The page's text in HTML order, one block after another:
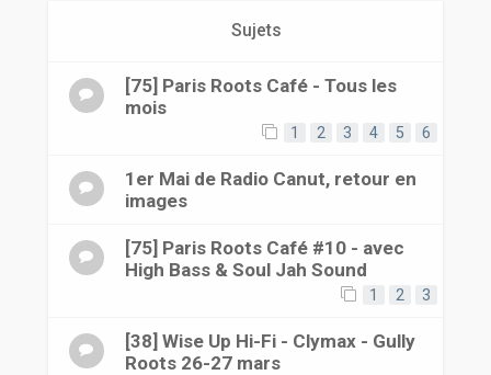
Sujets
[75] Paris Roots Café - Tous les
mois
1 2 3 4 5 6
1er Mai de Radio Canut, retour en
images
[75] Paris Roots Café #10 - avec
High Bass & Soul Jah Sound
1 2 3
[38] Wise Up Hi-Fi - Clymax - Gully
Roots 26-27 mars